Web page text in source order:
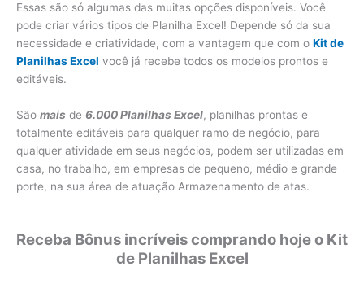
Essas são só algumas das muitas opções disponíveis. Você
pode criar vários tipos de Planilha Excel! Depende só da sua
necessidade e criatividade, com a vantagem que com o Kit de
Planilhas Excel você já recebe todos os modelos prontos e
editáveis.
São mais de 6.000 Planilhas Excel, planilhas prontas e
totalmente editáveis para qualquer ramo de negócio, para
qualquer atividade em seus negócios, podem ser utilizadas em
casa, no trabalho, em empresas de pequeno, médio e grande
porte, na sua área de atuação Armazenamento de atas.
Receba Bônus incríveis comprando hoje o Kit
de Planilhas Excel